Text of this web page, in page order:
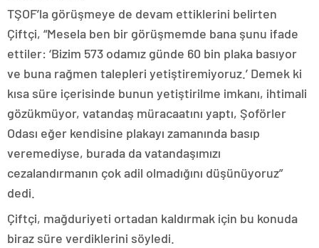
TŞOF’la görüşmeye de devam ettiklerini belirten
Çiftçi, “Mesela ben bir görüşmemde bana şunu ifade
ettiler: ‘Bizim 573 odamız günde 60 bin plaka basıyor
ve buna rağmen talepleri yetiştiremiyoruz.’ Demek ki
kısa süre içerisinde bunun yetiştirilme imkanı, ihtimali
gözükmüyor, vatandaş müracaatını yaptı, Şoförler
Odası eğer kendisine plakayı zamanında basıp
veremediyse, burada da vatandaşımızı
cezalandırmanın çok adil olmadığını düşünüyoruz”
dedi.
Çiftçi, mağduriyeti ortadan kaldırmak için bu konuda
biraz süre verdiklerini söyledi.